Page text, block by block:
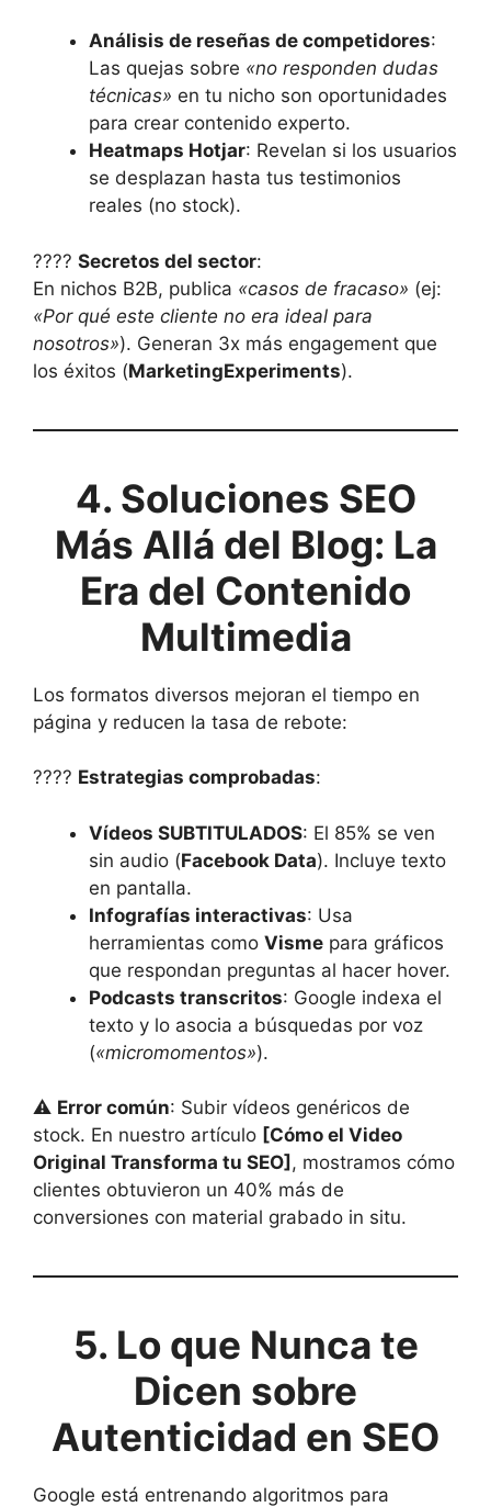
Análisis de reseñas de competidores:
Las quejas sobre «no responden dudas
técnicas» en tu nicho son oportunidades
para crear contenido experto.
Heatmaps Hotjar: Revelan si los usuarios
se desplazan hasta tus testimonios
reales (no stock).
???? Secretos del sector:
En nichos B2B, publica «casos de fracaso» (ej:
«Por qué este cliente no era ideal para
nosotros»). Generan 3x más engagement que
los éxitos (MarketingExperiments).
4. Soluciones SEO
Más Allá del Blog: La
Era del Contenido
Multimedia
Los formatos diversos mejoran el tiempo en
página y reducen la tasa de rebote:
???? Estrategias comprobadas:
Vídeos SUBTITULADOS: El 85% se ven
sin audio (Facebook Data). Incluye texto
en pantalla.
Infografías interactivas: Usa
herramientas como Visme para gráficos
que respondan preguntas al hacer hover.
Podcasts transcritos: Google indexa el
texto y lo asocia a búsquedas por voz
(«micromomentos»).
⚠️ Error común: Subir vídeos genéricos de
stock. En nuestro artículo [Cómo el Video
Original Transforma tu SEO] , mostramos cómo
clientes obtuvieron un 40% más de
conversiones con material grabado in situ.
5. Lo que Nunca te
Dicen sobre
Autenticidad en SEO
Google está entrenando algoritmos para